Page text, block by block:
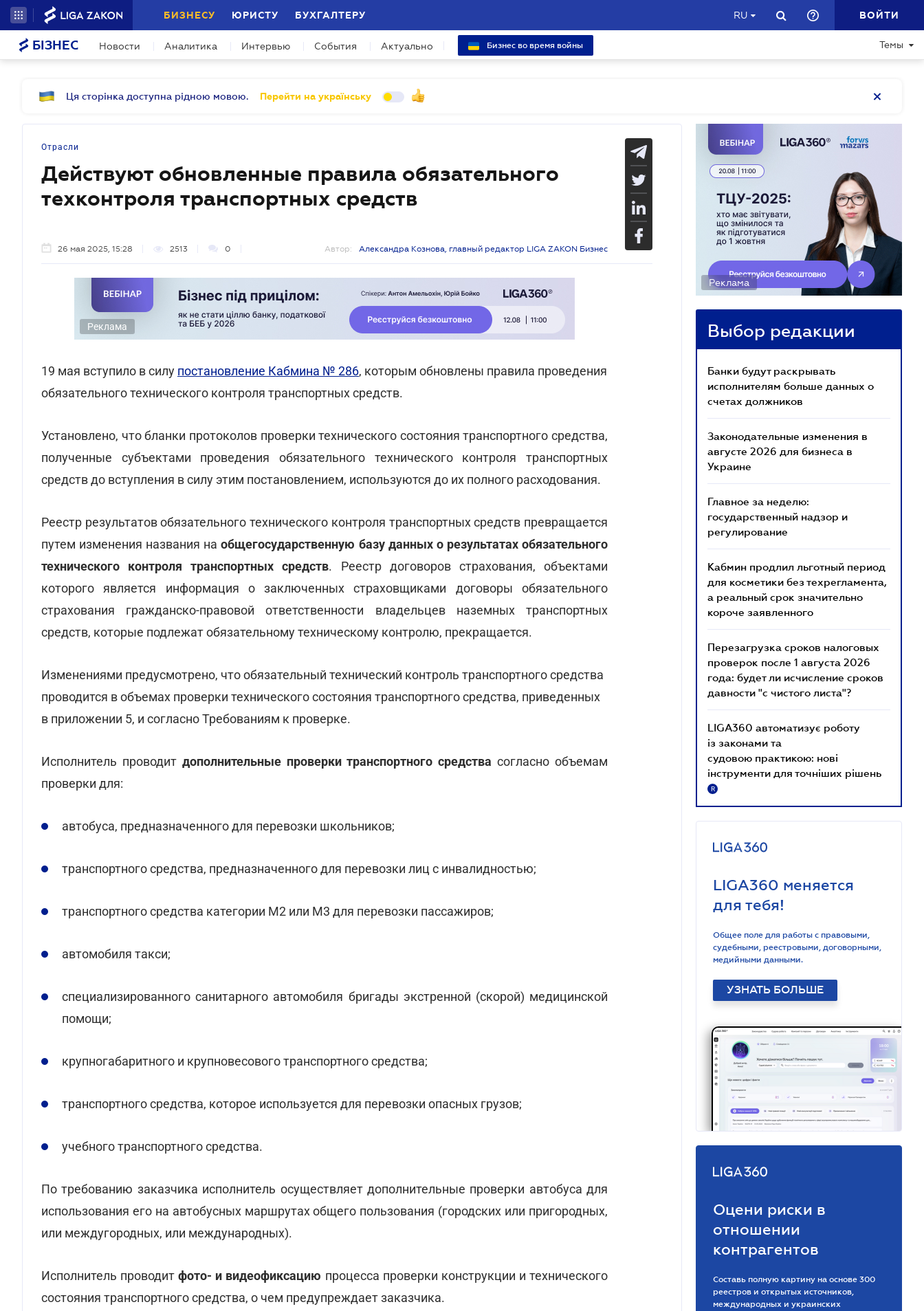
БИЗНЕСУ ЮРИСТУ БУХГАЛТЕРУ RU ВОЙТИ
БІЗНЕС Новости Аналитика Интервью События Актуально Бизнес во время войны Темы
Ця сторінка доступна рідною мовою. Перейти на українську
Отрасли
Действуют обновленные правила обязательного
техконтроля транспортных средств
26 мая 2025, 15:28 2513 0 Автор: Александра Кознова, главный редактор LIGA ZAKON Бизнес
Реклама
19 мая вступило в силу постановление Кабмина № 286, которым обновлены правила проведения
обязательного технического контроля транспортных средств.
Установлено, что бланки протоколов проверки технического состояния транспортного средства,
полученные субъектами проведения обязательного технического контроля транспортных
средств до вступления в силу этим постановлением, используются до их полного расходования.
Реестр результатов обязательного технического контроля транспортных средств превращается
путем изменения названия наобщегосударственную базу данных о результатах обязательного
технического контроля транспортных средств. Реестр договоров страхования, объектами
которого является информация о заключенных страховщиками договоры обязательного
страхования гражданско-правовой ответственности владельцев наземных транспортных
средств, которые подлежат обязательному техническому контролю, прекращается.
Изменениями предусмотрено, что обязательный технический контроль транспортного средства
проводится в объемах проверки технического состояния транспортного средства, приведенных
в приложении 5, и согласно Требованиям к проверке.
Исполнитель проводит дополнительные проверки транспортного средства согласно объемам
проверки для:
автобуса, предназначенного для перевозки школьников;
транспортного средства, предназначенного для перевозки лиц с инвалидностью;
транспортного средства категории М2 или М3 для перевозки пассажиров;
автомобиля такси;
специализированного санитарного автомобиля бригады экстренной (скорой) медицинской
помощи;
крупногабаритного и крупновесового транспортного средства;
транспортного средства, которое используется для перевозки опасных грузов;
учебного транспортного средства.
По требованию заказчика исполнитель осуществляет дополнительные проверки автобуса для
использования его на автобусных маршрутах общего пользования (городских или пригородных,
или междугородных, или международных).
Исполнитель проводитфото- и видеофиксацию процесса проверки конструкции и технического
состояния транспортного средства, о чем предупреждает заказчика.
Реклама
Выбор редакции
Банки будут раскрывать
исполнителям больше данных о
счетах должников
Законодательные изменения в
августе 2026 для бизнеса в
Украине
Главное за неделю:
государственный надзор и
регулирование
Кабмин продлил льготный период
для косметики без техрегламента,
а реальный срок значительно
короче заявленного
Перезагрузка сроков налоговых
проверок после 1 августа 2026
года: будет ли исчисление сроков
давности "с чистого листа"?
LIGA360 автоматизує роботу
із законами та
судовою практикою: нові
інструменти для точніших рішень
R
LIGA360 меняется
для тебя!
Общее поле для работы с правовыми,
судебными, реестровыми, договорными,
медийными данными.
УЗНАТЬ БОЛЬШЕ
Оцени риски в
отношении
контрагентов
Составь полную картину на основе 300
реестров и открытых источников,
международных и украинских